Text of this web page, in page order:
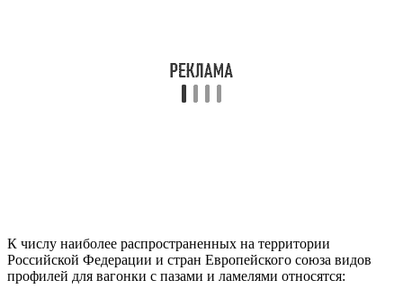
К числу наиболее распространенных на территории
Российской Федерации и стран Европейского союза видов
профилей для вагонки с пазами и ламелями относятся: